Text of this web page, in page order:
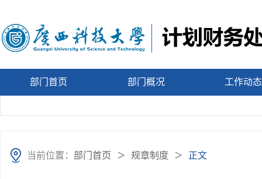
部门首页 部门概况 工作动态
当前位置： 部门首页 ＞ 规章制度 ＞ 正文